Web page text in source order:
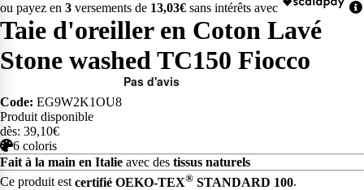
ou payez en 3 versements de 13,03€ sans intérêts avec
Taie d'oreiller en Coton Lavé
Stone washed TC150 Fiocco
Code: EG9W2K1OU8
Produit disponible
dès: 39,10€
6 coloris
Fait à la main en Italie avec des tissus naturels
Ce produit estcertifié OEKO-TEX® STANDARD 100.